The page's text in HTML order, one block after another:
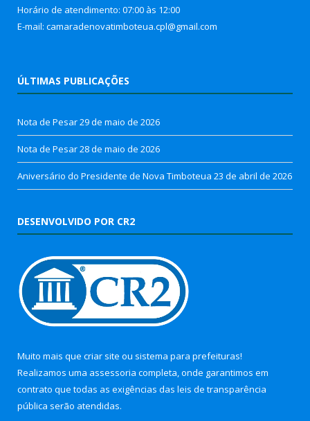
Horário de atendimento: 07:00 às 12:00
E-mail: camaradenovatimboteua.cpl@gmail.com
ÚLTIMAS PUBLICAÇÕES
Nota de Pesar29 de maio de 2026
Nota de Pesar28 de maio de 2026
Aniversário do Presidente de Nova Timboteua 23 de abril de 2026
DESENVOLVIDO POR CR2
Muito mais que criar site ou sistema para prefeituras!
Realizamos uma assessoria completa, onde garantimos em
contrato que todas as exigências das leis de transparência
pública serão atendidas.